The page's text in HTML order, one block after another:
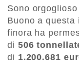
Sono
Buono a
finora ha
di 506
di 1.200.681